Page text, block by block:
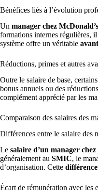
Bénéfices liés à l’évolution
Un manager chez McDonald’s
formations internes régulières,
système offre un véritable
Réductions, primes et autres
Outre le salaire de base,
bonus annuels ou des
complément apprécié par les
Comparaison des salaires des
Différences entre le salaire des
Le salaire d’un manager
généralement au SMIC, le
d’organisation. Cette
Écart de rémunération avec